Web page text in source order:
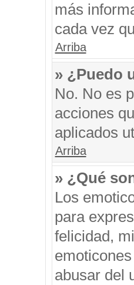
más
cada vez
Arriba
» ¿Puedo
No. No es
acciones
aplicados
Arriba
» ¿Qué
Los
para
felicidad,
abusar del